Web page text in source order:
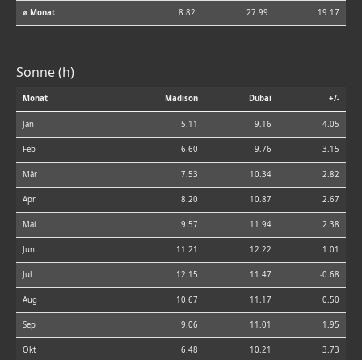
⌀ Monat 8.82 27.99 19.17
Sonne (h)
Monat Madison Dubai +/-
Jan 5.11 9.16 4.05
Feb 6.60 9.76 3.15
Mär 7.53 10.34 2.82
Apr 8.20 10.87 2.67
Mai 9.57 11.94 2.38
Jun 11.21 12.22 1.01
Jul 12.15 11.47 -0.68
Aug 10.67 11.17 0.50
Sep 9.06 11.01 1.95
Okt 6.48 10.21 3.73